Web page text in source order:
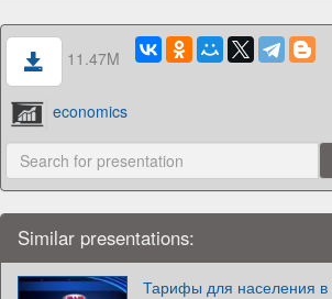
11.47M
economics
Similar presentations:
Тарифы для населения в